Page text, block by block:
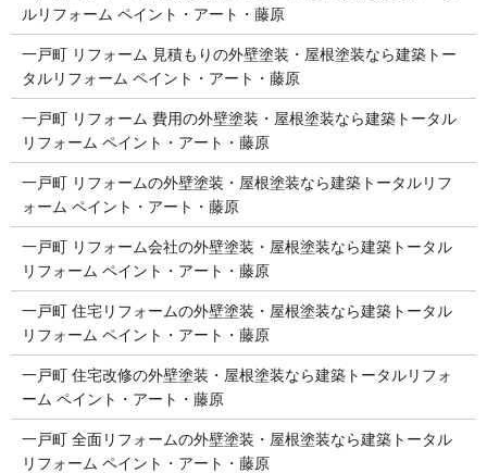
ルリフォーム ペイント・アート・藤原
一戸町 リフォーム 見積もりの外壁塗装・屋根塗装なら建築トー
タルリフォーム ペイント・アート・藤原
一戸町 リフォーム 費用の外壁塗装・屋根塗装なら建築トータル
リフォーム ペイント・アート・藤原
一戸町 リフォームの外壁塗装・屋根塗装なら建築トータルリフ
ォーム ペイント・アート・藤原
一戸町 リフォーム会社の外壁塗装・屋根塗装なら建築トータル
リフォーム ペイント・アート・藤原
一戸町 住宅リフォームの外壁塗装・屋根塗装なら建築トータル
リフォーム ペイント・アート・藤原
一戸町 住宅改修の外壁塗装・屋根塗装なら建築トータルリフォ
ーム ペイント・アート・藤原
一戸町 全面リフォームの外壁塗装・屋根塗装なら建築トータル
リフォーム ペイント・アート・藤原